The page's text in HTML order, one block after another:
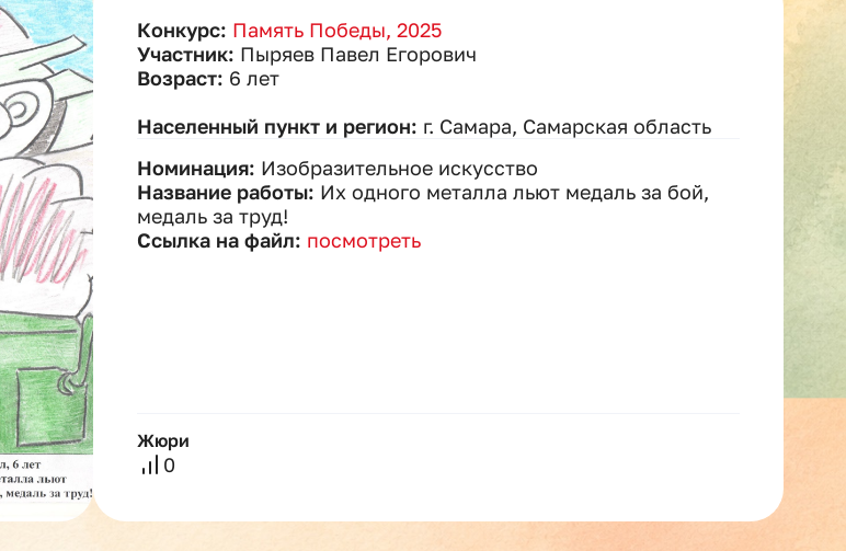
Конкурс: Память Победы, 2025
Участник: Пыряев Павел Егорович
Возраст: 6 лет
Населенный пункт и регион: г. Самара, Самарская область
Номинация: Изобразительное искусство
Название работы: Их одного металла льют медаль за бой,
медаль за труд!
Ссылка на файл: посмотреть
Жюри
0